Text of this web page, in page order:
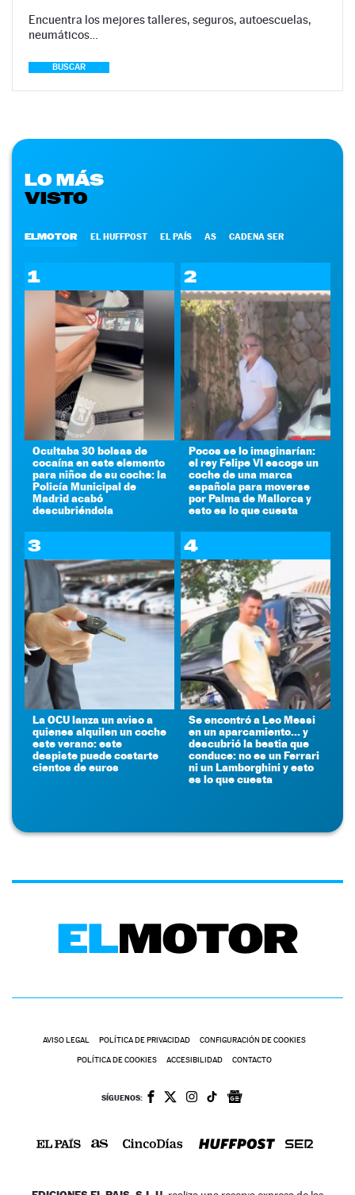
Encuentra los mejores talleres, seguros, autoescuelas,
neumáticos…
BUSCAR
LO MÁS
VISTO
ELMOTOR EL HUFFPOST EL PAÍS AS CADENA SER
1
Ocultaba 30 bolsas de
cocaína en este elemento
para niños de su coche: la
Policía Municipal de
Madrid acabó
descubriéndola
2
Pocos se lo imaginarían:
el rey Felipe VI escoge un
coche de una marca
española para moverse
por Palma de Mallorca y
esto es lo que cuesta
3
La OCU lanza un aviso a
quienes alquilen un coche
este verano: este
despiste puede costarte
cientos de euros
4
Se encontró a Leo Messi
en un aparcamiento... y
descubrió la bestia que
conduce: no es un Ferrari
ni un Lamborghini y esto
es lo que cuesta
AVISO LEGAL POLÍTICA DE PRIVACIDAD CONFIGURACIÓN DE COOKIES
POLÍTICA DE COOKIES ACCESIBILIDAD CONTACTO
SÍGUENOS: